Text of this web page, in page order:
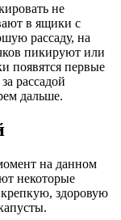
не
в ящики с
рассаду, на
пикируют или
появятся первые
рассадой
дальше.
на данном
некоторые
здоровую